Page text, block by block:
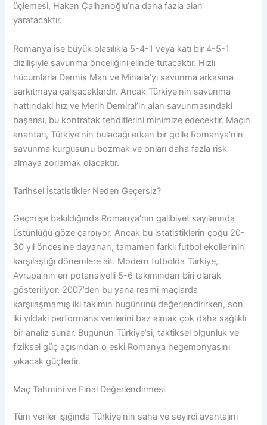
üçlemesi, Hakan Çalhanoğlu’na daha fazla alan
yaratacaktır.
Romanya ise büyük olasılıkla 5-4-1 veya katı bir 4-5-1
dizilişiyle savunma önceliğini elinde tutacaktır. Hızlı
hücumlarla Dennis Man ve Mihaila’yı savunma arkasına
sarkıtmaya çalışacaklardır. Ancak Türkiye’nin savunma
hattındaki hız ve Merih Demiral’in alan savunmasındaki
başarısı, bu kontratak tehditlerini minimize edecektir. Maçın
anahtarı, Türkiye’nin bulacağı erken bir golle Romanya’nın
savunma kurgusunu bozmak ve onları daha fazla risk
almaya zorlamak olacaktır.
Tarihsel İstatistikler Neden Geçersiz?
Geçmişe bakıldığında Romanya’nın galibiyet sayılarında
üstünlüğü göze çarpıyor. Ancak bu istatistiklerin çoğu 20-
30 yıl öncesine dayanan, tamamen farklı futbol ekollerinin
karşılaştığı dönemlere ait. Modern futbolda Türkiye,
Avrupa’nın en potansiyelli 5-6 takımından biri olarak
gösteriliyor. 2007’den bu yana resmi maçlarda
karşılaşmamış iki takımın bugününü değerlendirirken, son
iki yıldaki performans verilerini baz almak çok daha sağlıklı
bir analiz sunar. Bugünün Türkiye’si, taktiksel olgunluk ve
fiziksel güç açısından o eski Romanya hegemonyasını
yıkacak güçtedir.
Maç Tahmini ve Final Değerlendirmesi
Tüm veriler ışığında Türkiye’nin saha ve seyirci avantajını